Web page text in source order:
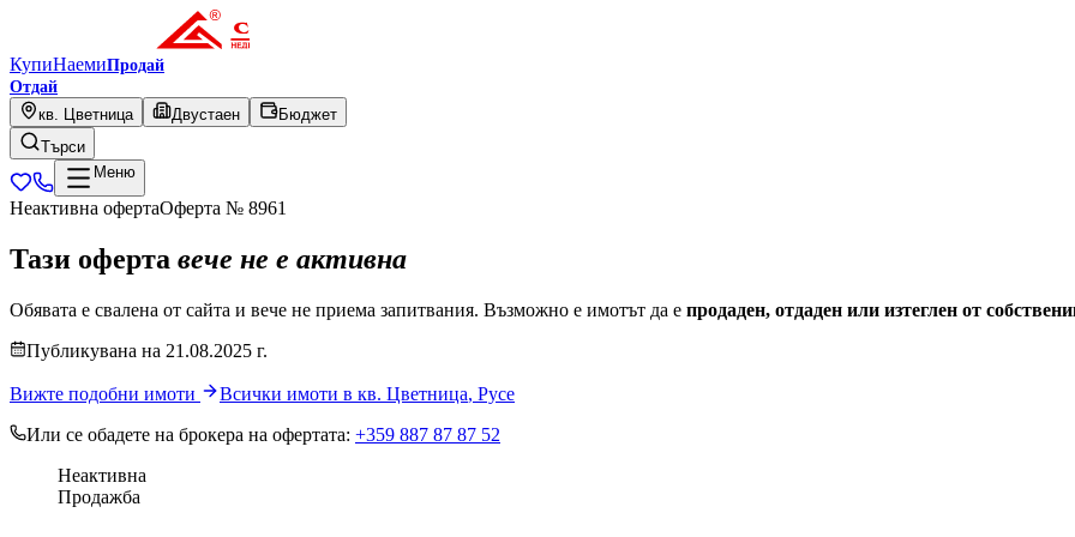
КупиНаемиПродай
Отдай
кв. Цветница
Двустаен
Бюджет
Търси
Меню
Неактивна офертаОферта № 8961
Тази оферта вече не е активна
Обявата е свалена от сайта и вече не приема запитвания. Възможно е имотът да е продаден, отдаден или изтеглен от
Публикувана на 21.08.2025 г.
Вижте подобни имоти Всички имоти в кв. Цветница, Русе
Или се обадете на брокера на офертата: +359 887 87 87 52
Неактивна
Продажба